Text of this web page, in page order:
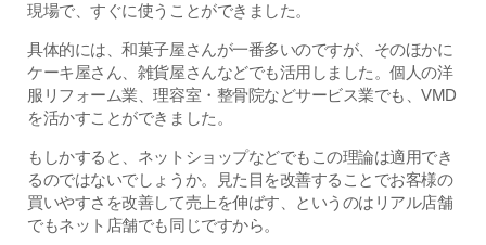
現場で、すぐに使うことができました。
具体的には、和菓子屋さんが一番多いのですが、そのほかに
ケーキ屋さん、雑貨屋さんなどでも活用しました。個人の洋
服リフォーム業、理容室・整骨院などサービス業でも、VMD
を活かすことができました。
もしかすると、ネットショップなどでもこの理論は適用でき
るのではないでしょうか。見た目を改善することでお客様の
買いやすさを改善して売上を伸ばす、というのはリアル店舗
でもネット店舗でも同じですから。